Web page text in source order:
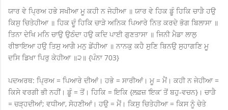
ਯਾਰ ਵੇ ਪ੍ਰਿਅ ਹਭੇ ਸਖੀਆ ਮੂ ਕਹੀ ਨ ਜੇਹੀਆ ॥ ਯਾਰ ਵੇ ਹਿਕ ਡੂੰ ਹਿਕਿ ਚਾੜੈ ਹਉ
ਕਿਸੁ ਚਿਤੇਹੀਆ ॥ ਹਿਕ ਦੂੰ ਹਿਕਿ ਚਾੜੇ ਅਨਿਕ ਪਿਆਰੇ ਨਿਤ ਕਰਦੇ ਭੋਗ ਬਿਲਾਸਾ ॥
ਤਿਨਾ ਦੇਖਿ ਮਨਿ ਚਾਉ ਉਠੰਦਾ ਹਉ ਕਦਿ ਪਾਈ ਗੁਣਤਾਸਾ ॥ ਜਿਨੀ ਮੈਡਾ ਲਾਲੁ
ਰੀਝਾਇਆ ਹਉ ਤਿਸੁ ਆਗੈ ਮਨੁ ਡੇਂਹੀਆ ॥ ਨਾਨਕੁ ਕਹੈ ਸੁਣਿ ਬਿਨਉ ਸੁਹਾਗਣਿ ਮੂ
ਦਸਿ ਡਿਖਾ ਪਿਰੁ ਕੇਹੀਆ ॥੨॥ {ਪੰਨਾ 703}
ਪਦਅਰਥ: ਪ੍ਰਿਅ = ਪਿਆਰੇ ਦੀਆਂ। ਹਭੇ = ਸਾਰੀਆਂ। ਮੂ = ਮੈਂ। ਕਹੀ ਨ ਜੇਹੀਆ =
ਕਿਸੇ ਵਰਗੀ ਭੀ ਨਹੀਂ। ਡੂੰ = ਤੋਂ। ਹਿਕਿ = ਇਕਿ {ਲਫ਼ਜ਼ ‘ਇਕ’ ਤੋਂ ਬਹੁ-ਵਚਨ}। ਚਾੜੈ
= ਚੜ੍ਹਦੀਆਂ; ਵਧੀਆ, ਸੋਹਣੀਆਂ। ਹਉ = ਮੈਂ। ਕਿਸੁ ਚਿਤੇਹੀਆ = ਕਿਸ ਨੂੰ ਚੇਤੇ